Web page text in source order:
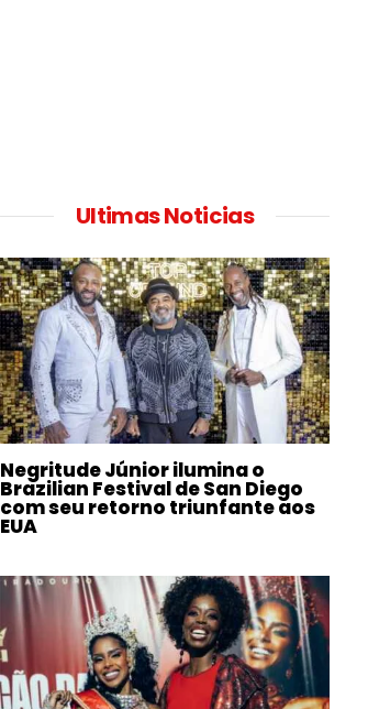
Ultimas Noticias
Negritude Júnior ilumina o
Brazilian Festival de San Diego
com seu retorno triunfante aos
EUA